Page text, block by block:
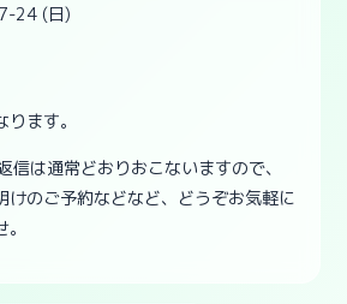
24 (日)
ます。
信は通常どおりおこないますので、
けのご予約などなど、どうぞお気軽に